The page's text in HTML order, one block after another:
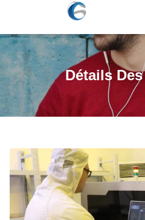
Détails